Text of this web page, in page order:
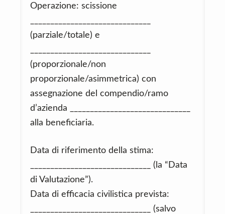
Operazione: scissione
(parziale/totale) e
(proporzionale/non
proporzionale/asimmetrica) con
assegnazione del compendio/ramo
d’azienda ______________________________
alla beneficiaria.
Data di riferimento della stima:
______________________________ (la “Data
di Valutazione”).
Data di efficacia civilistica prevista:
______________________________ (salvo